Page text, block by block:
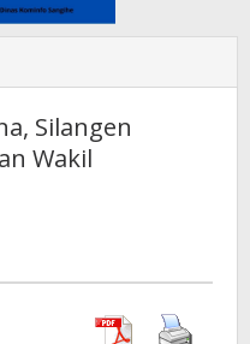
Silangen
Wakil